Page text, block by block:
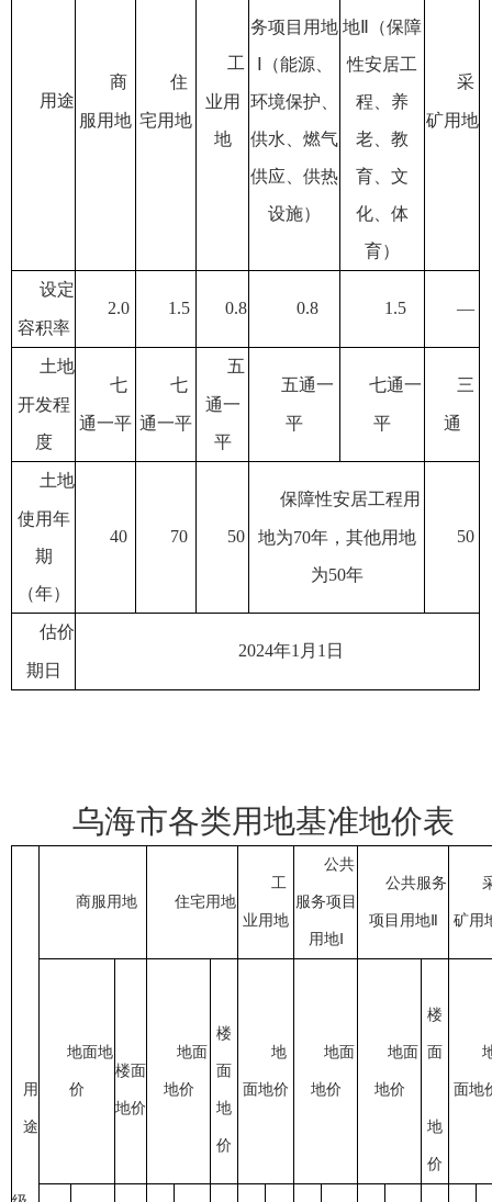
用途
商
服 用地
住
宅用地
工
业用
地
务项目用地
Ⅰ（能源、
环境保护、
供水、燃气
供应、供热
设施）
地Ⅱ（保障
性安居工
程、养
老、教
育、文
化、体
育）
采
矿用地
设定
容积率
2.0 1 .5 0.8 0.8 1 .5 —
土地
开发程
度
七
通一平
七
通一平
五
通一
平
五通一
平
七通一
平
三
通
土地
使用年
期
（年）
40 70 50
保障性安居工程用
地为70年，其他用地
为50年
50
估价
期日
2024年1 月 1 日
乌海市各类用地基准地价表
用
途
商服用地 住宅用地
工
业用地
公共
服务项目
用地Ⅰ
公共服务
项目 用地Ⅱ 矿用
地面地
价
楼面
地价
地面
地价
楼
面
地
价
地
面地价
地面
地价
地面
地价
楼
面
地
价
面地